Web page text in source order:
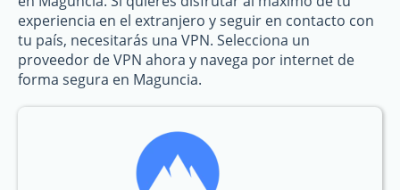
experiencia en el extranjero y seguir en contacto con
tu país, necesitarás una VPN. Selecciona un
proveedor de VPN ahora y navega por internet de
forma segura en Maguncia.